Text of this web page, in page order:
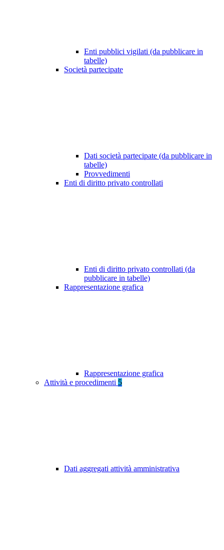
Enti pubblici vigilati (da pubblicare in
tabelle)
Società partecipate
Dati società partecipate (da pubblicare in
tabelle)
Provvedimenti
Enti di diritto privato controllati
Enti di diritto privato controllati (da
pubblicare in tabelle)
Rappresentazione grafica
Rappresentazione grafica
Attività e procedimenti 5
Dati aggregati attività amministrativa